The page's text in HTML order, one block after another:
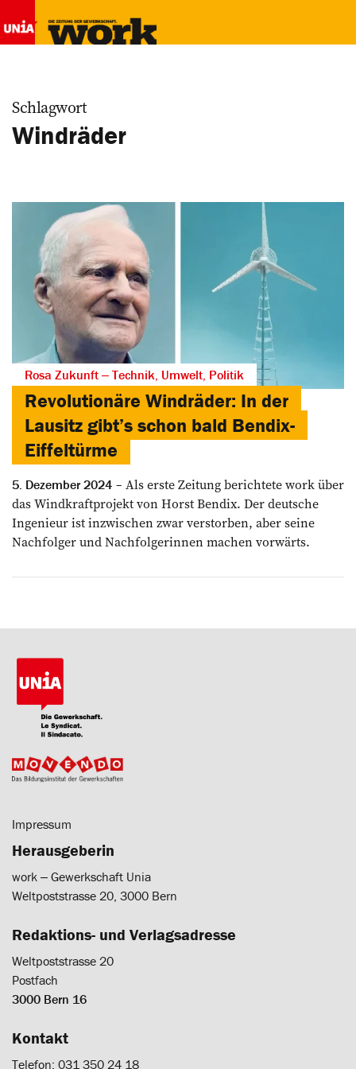
Schlagwort
Windräder
Rosa Zukunft ‒ Technik, Umwelt, Politik
Revolutionäre Windräder: In der
Lausitz gibt’s schon bald Bendix-
Eiffeltürme
5. Dezember 2024
Als erste Zeitung berichtete work über
das Windkraftprojekt von Horst Bendix. Der deutsche
Ingenieur ist inzwischen zwar verstorben, aber seine
Nachfolger und Nachfolgerinnen machen vorwärts.
Impressum
Herausgeberin
work ‒ Gewerkschaft Unia
Weltpoststrasse 20, 3000 Bern
Redaktions- und Verlagsadresse
Weltpoststrasse 20
Postfach
3000 Bern 16
Kontakt
Telefon: 031 350 24 18